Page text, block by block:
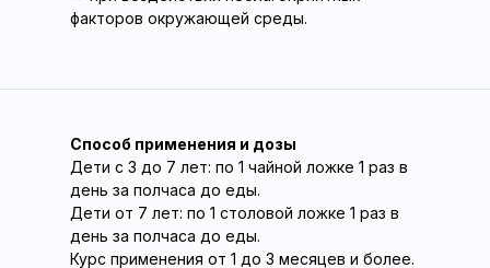
факторов окружающей среды.
Способ применения и дозы
Дети с 3 до 7 лет: по 1 чайной ложке 1 раз в
день за полчаса до еды.
Дети от 7 лет: по 1 столовой ложке 1 раз в
день за полчаса до еды.
Курс применения от 1 до 3 месяцев и более.